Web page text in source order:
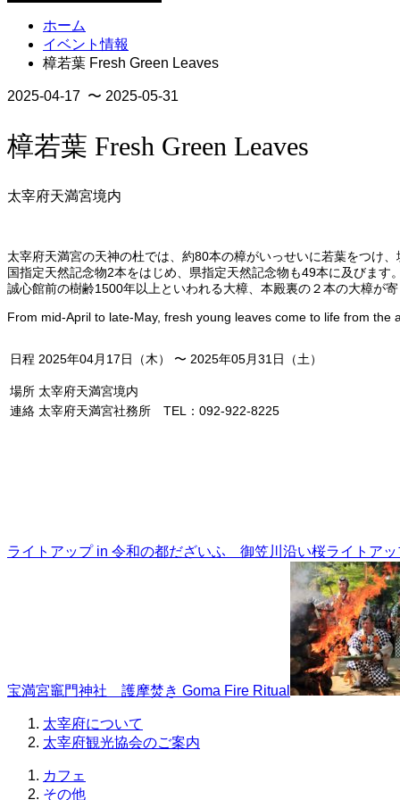
ホーム
イベント情報
樟若葉 Fresh Green Leaves
2025-04-17 〜 2025-05-31
樟若葉 Fresh Green Leaves
太宰府天満宮境内
太宰府天満宮の天神の杜では、約80本の樟がいっせいに若葉をつけ
国指定天然記念物2本をはじめ、県指定天然記念物も49本に及びます
誠心館前の樹齢1500年以上といわれる大樟、本殿裏の２本の大樟が
From mid-April to late-May, fresh young leaves come to life from
日程 2025年04月17日（木） 〜 2025年05月31日（土）
場所 太宰府天満宮境内
連絡 太宰府天満宮社務所 TEL：092-922-8225
ライトアップ in 令和の都だざいふ 御笠川沿い桜ライトアッ
宝満宮竈門神社 護摩焚き Goma Fire Ritual
太宰府について
太宰府観光協会のご案内
カフェ
その他